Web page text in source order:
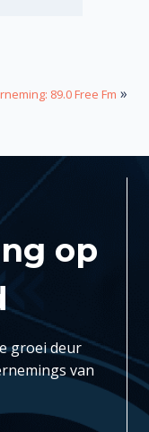
89.0 Free Fm »
op
groei deur
van